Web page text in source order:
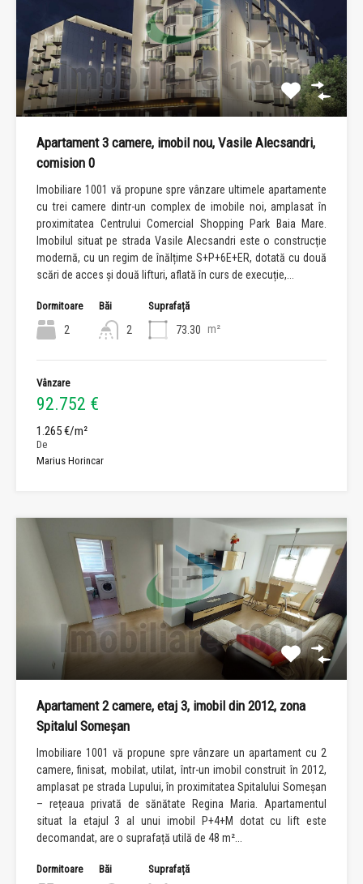
Apartament 3 camere, imobil nou, Vasile Alecsandri,
comision 0
Imobiliare 1001 vă propune spre vânzare ultimele apartamente
cu trei camere dintr-un complex de imobile noi, amplasat în
proximitatea Centrului Comercial Shopping Park Baia Mare.
Imobilul situat pe strada Vasile Alecsandri este o construcție
modernă, cu un regim de înălțime S+P+6E+ER, dotată cu două
scări de acces și două lifturi, aflată în curs de execuție,...
Dormitoare
2
Băi
2
Suprafață
73.30 m²
Vânzare
92.752 €
1.265 €/m²
De
Marius Horincar
Apartament 2 camere, etaj 3, imobil din 2012, zona
Spitalul Someșan
Imobiliare 1001 vă propune spre vânzare un apartament cu 2
camere, finisat, mobilat, utilat, într-un imobil construit în 2012,
amplasat pe strada Lupului, în proximitatea Spitalului Someșan
– rețeaua privată de sănătate Regina Maria. Apartamentul
situat la etajul 3 al unui imobil P+4+M dotat cu lift este
decomandat, are o suprafață utilă de 48 m²...
Dormitoare Băi Suprafață